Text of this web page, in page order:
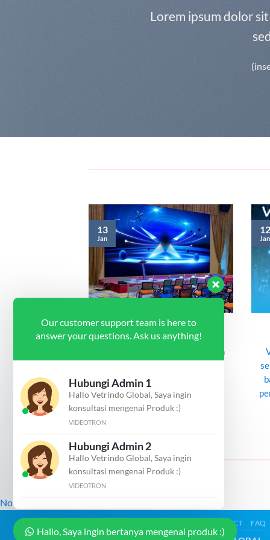
Lorem ipsum dolor
Videotron Indoor
Videotron indoor dalam ruangan
penggati LCD Projector dengan
kecerahan serta ketajaman
gambar [...]
13
Jan
12
Jan
dalam
[...]
No images found.
CONTACT FAQ
Our customer support team is here to
answer your questions. Ask us anything!
Hubungi Admin 1
Hallo Vetrindo Global, Saya ingin
konsultasi mengenai Produk :)
VIDEOTRON
Hubungi Admin 2
Hallo Vetrindo Global, Saya ingin
konsultasi mengenai Produk :)
VIDEOTRON
Hallo, Saya ingin bertanya mengenai produk :)